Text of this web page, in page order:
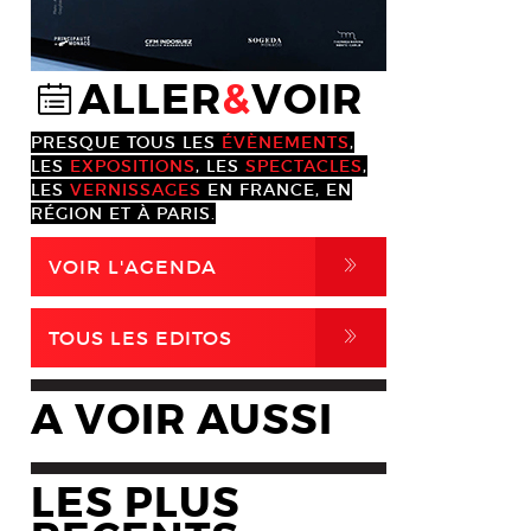
@ALLER&VOIR
PRESQUE TOUS LES ÉVÈNEMENTS,
LES EXPOSITIONS, LES SPECTACLES,
LES VERNISSAGES EN FRANCE, EN
RÉGION ET À PARIS.
VOIR L'AGENDA ,
TOUS LES EDITOS ,
A VOIR AUSSI
LES PLUS